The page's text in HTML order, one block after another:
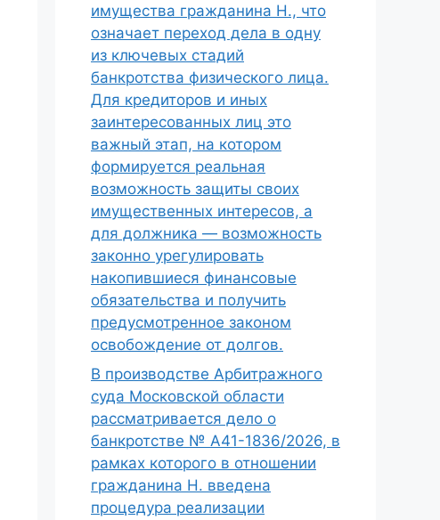
имущества гражданина Н., что
означает переход дела в одну
из ключевых стадий
банкротства физического лица.
Для кредиторов и иных
заинтересованных лиц это
важный этап, на котором
формируется реальная
возможность защиты своих
имущественных интересов, а
для должника — возможность
законно урегулировать
накопившиеся финансовые
обязательства и получить
предусмотренное законом
освобождение от долгов.
В производстве Арбитражного
суда Московской области
рассматривается дело о
банкротстве № А41-1836/2026, в
рамках которого в отношении
гражданина Н. введена
процедура реализации